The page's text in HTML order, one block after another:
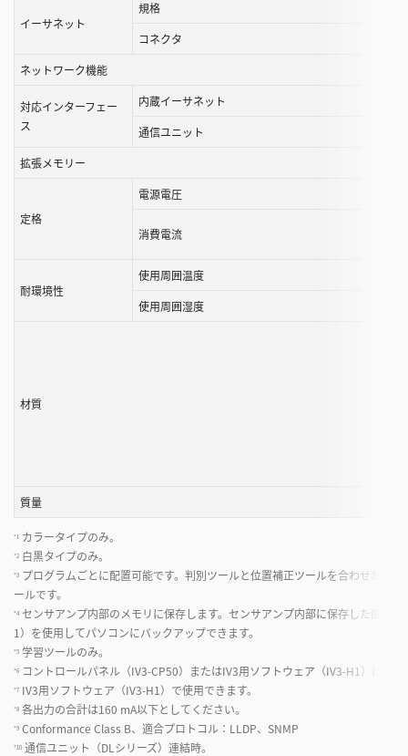
イーサネット
規格
コネクタ
ネットワーク機能
対応インターフェー
ス
内蔵イーサネット
通信ユニット
拡張メモリー
定格
電源電圧
消費電流
耐環境性
使用周囲温度
使用周囲湿度
材質
質量
*1 カラータイプのみ。
*2 白黒タイプのみ。
*3 プログラムごとに配置可能です。判別ツールと位置補正ツールを合わせたツ
ールです。
*4 センサアンプ内部のメモリに保存します。センサアンプ内部に保存した画像
1）を使用してパソコンにバックアップできます。
*5 学習ツールのみ。
*6 コントロールパネル（IV3-CP50）またはIV3用ソフトウェア（IV3-H1）に表示
*7 IV3用ソフトウェア（IV3-H1）で使用できます。
*8 各出力の合計は160 mA以下としてください。
*9 Conformance Class B、適合プロトコル：LLDP、SNMP
*10 通信ユニット（DLシリーズ）連結時。